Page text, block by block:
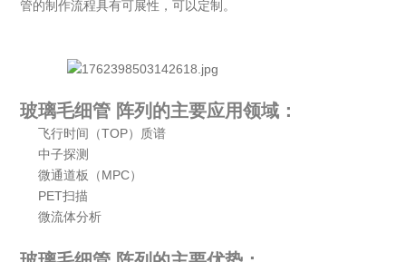
管的制作流程具有可展性，可以定制。
玻璃毛细管 阵列的主要应用领域：
飞行时间（TOP）质谱
中子探测
微通道板（MPC）
PET扫描
微流体分析